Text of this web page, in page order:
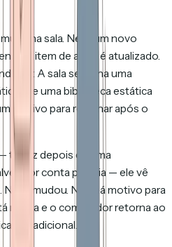
na sala. Nenhum novo
item de ação é atualizado.
A sala se torna uma
— e uma biblioteca estática
motivo para retornar após o
talvez depois de uma
por conta própria — ele vê
mudou. Não há motivo para
morta e o comprador retorna ao
adicional.